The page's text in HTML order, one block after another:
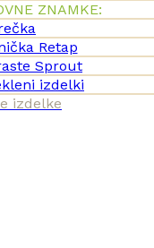
ZNAMKE:
Retap
Sprout
izdelki
izdelke